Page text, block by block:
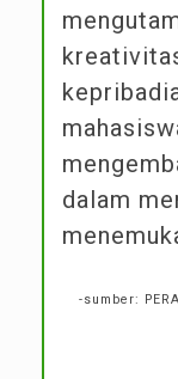
dalam
-sumber: